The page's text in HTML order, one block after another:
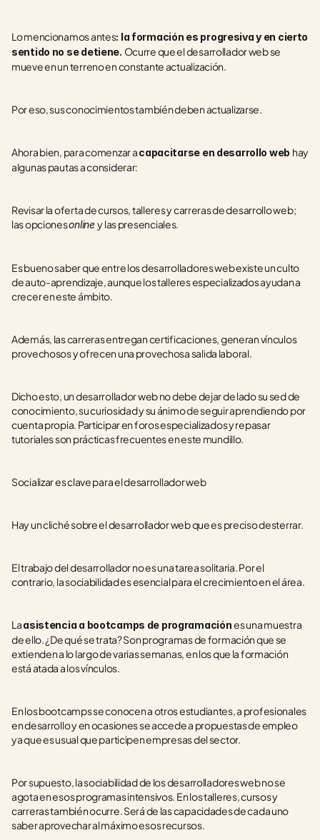
Lo mencionamos antes: la formación es progresiva y en cierto
sentido no se detiene. Ocurre que el desarrollador web se
mueve en un terreno en constante actualización.
Por eso, sus conocimientos también deben actualizarse.
Ahora bien, para comenzar a capacitarse en desarrollo web hay
algunas pautas a considerar:
Revisar la oferta de cursos, talleres y carreras de desarrollo web;
las opciones online y las presenciales.
Es bueno saber que entre los desarrolladores web existe un culto
de auto-aprendizaje, aunque los talleres especializados ayudan a
crecer en este ámbito.
Además, las carreras entregan certificaciones, generan vínculos
provechosos y ofrecen una provechosa salida laboral.
Dicho esto, un desarrollador web no debe dejar de lado su sed de
conocimiento, su curiosidad y su ánimo de seguir aprendiendo por
cuenta propia. Participar en foros especializados y repasar
tutoriales son prácticas frecuentes en este mundillo.
Socializar es clave para el desarrollador web
Hay un cliché sobre el desarrollador web que es preciso desterrar.
El trabajo del desarrollador no es una tarea solitaria. Por el
contrario, la sociabilidad es esencial para el crecimiento en el área.
La asistencia a bootcamps de programación es una muestra
de ello. ¿De qué se trata? Son programas de formación que se
extienden a lo largo de varias semanas, en los que la formación
está atada a los vínculos.
En los bootcamps se conocen a otros estudiantes, a profesionales
en desarrollo y en ocasiones se accede a propuestas de empleo
ya que es usual que participen empresas del sector.
Por supuesto, la sociabilidad de los desarrolladores web no se
agota en esos programas intensivos. En los talleres, cursos y
carreras también ocurre. Será de las capacidades de cada uno
saber aprovechar al máximo esos recursos.